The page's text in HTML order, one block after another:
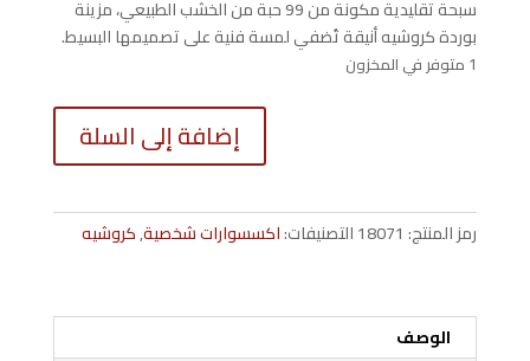
سبحة تقليدية مكونة من 99 حبة من الخشب الطبيعي، مزينة
بوردة كروشيه أنيقة تُضفي لمسة فنية على تصميمها البسيط.
1 متوفر في المخزون
كمية
99
مزينة
إضافة إلى السلة
رمز المنتج: 18071التصنيفات:اكسسوارات شخصية,كروشيه
الوصف